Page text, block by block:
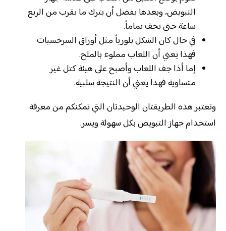
التبويض، وبعدها يفضل أن يترك ما يقرب من الربع
ساعة حتى يجف تماماً.
في حال كان الشكل بلورياً مثل أوراق السرخسيات
فهذا يعني أن اللعاب مملوء بالملح.
إما أذا جف اللعاب وأصبح على هيئة كتل غير
متساوية فهذا يعني أن النتيجة سلبية.
وتعتبر هذه الطريقتان الوحيدتان التي تمكنكم من معرفة
استخدام جهاز التبويض بكل سهولة ويسر.